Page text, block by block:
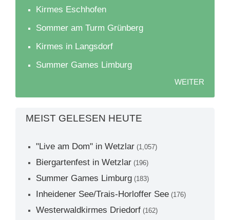
Kirmes Eschhofen
Sommer am Turm Grünberg
Kirmes in Langsdorf
Summer Games Limburg
WEITER
MEIST GELESEN HEUTE
"Live am Dom" in Wetzlar (1,057)
Biergartenfest in Wetzlar (196)
Summer Games Limburg (183)
Inheidener See/Trais-Horloffer See (176)
Westerwaldkirmes Driedorf (162)